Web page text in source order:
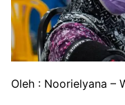
Oleh : Noorielyana –